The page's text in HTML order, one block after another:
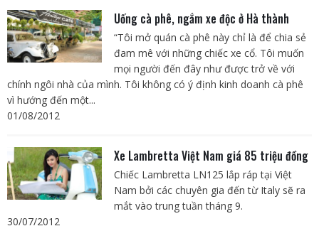
Uống cà phê, ngắm xe độc ở Hà thành
“Tôi mở quán cà phê này chỉ là để chia sẻ
đam mê với những chiếc xe cổ. Tôi muốn
mọi người đến đây như được trở về với
chính ngôi nhà của mình. Tôi không có ý định kinh doanh cà phê
vì hướng đến một...
01/08/2012
Xe Lambretta Việt Nam giá 85 triệu đồng
Chiếc Lambretta LN125 lắp ráp tại Việt
Nam bởi các chuyên gia đến từ Italy sẽ ra
mắt vào trung tuần tháng 9.
30/07/2012